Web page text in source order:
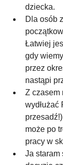
dziecka.
Dla osób
Łatwiej
gdy
przez
nastąpi
Z czasem
wydłużać
może po
pracy w
Ja staram